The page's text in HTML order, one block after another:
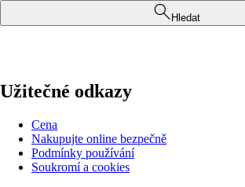
Hledat
Užitečné odkazy
Cena
Nakupujte online bezpečně
Podmínky používání
Soukromí a cookies